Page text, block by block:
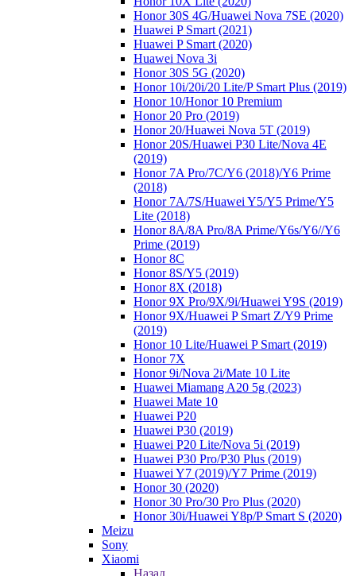
Honor 30S 4G/Huawei Nova 7SE (2020)
Huawei P Smart (2021)
Huawei P Smart (2020)
Huawei Nova 3i
Honor 30S 5G (2020)
Honor 10i/20i/20 Lite/P Smart Plus (2019)
Honor 10/Honor 10 Premium
Honor 20 Pro (2019)
Honor 20/Huawei Nova 5T (2019)
Honor 20S/Huawei P30 Lite/Nova 4E
(2019)
Honor 7A Pro/7C/Y6 (2018)/Y6 Prime
(2018)
Honor 7A/7S/Huawei Y5/Y5 Prime/Y5
Lite (2018)
Honor 8A/8A Pro/8A Prime/Y6s/Y6//Y6
Prime (2019)
Honor 8C
Honor 8S/Y5 (2019)
Honor 8X (2018)
Honor 9X Pro/9X/9i/Huawei Y9S (2019)
Honor 9X/Huawei P Smart Z/Y9 Prime
(2019)
Honor 10 Lite/Huawei P Smart (2019)
Honor 7X
Honor 9i/Nova 2i/Mate 10 Lite
Huawei Miamang A20 5g (2023)
Huawei Mate 10
Huawei P20
Huawei P30 (2019)
Huawei P20 Lite/Nova 5i (2019)
Huawei P30 Pro/P30 Plus (2019)
Huawei Y7 (2019)/Y7 Prime (2019)
Honor 30 (2020)
Honor 30 Pro/30 Pro Plus (2020)
Honor 30i/Huawei Y8p/P Smart S (2020)
Meizu
Sony
Xiaomi
Назад